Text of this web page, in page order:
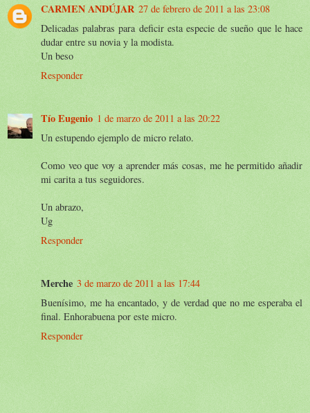
CARMEN ANDÚJAR 27 de febrero de 2011 a las 23:08
Delicadas palabras para deficir esta especie de sueño que le hace
dudar entre su novia y la modista.
Un beso
Responder
Tío Eugenio 1 de marzo de 2011 a las 20:22
Un estupendo ejemplo de micro relato.
Como veo que voy a aprender más cosas, me he permitido añadir
mi carita a tus seguidores.
Un abrazo,
Ug
Responder
Merche 3 de marzo de 2011 a las 17:44
Buenísimo, me ha encantado, y de verdad que no me esperaba el
final. Enhorabuena por este micro.
Responder